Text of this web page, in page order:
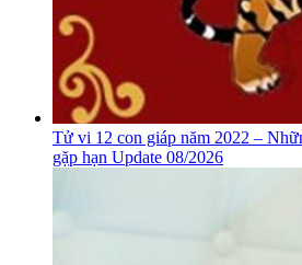
Tử vi 12 con giáp năm 2022 –
gặp hạn Update 08/2026